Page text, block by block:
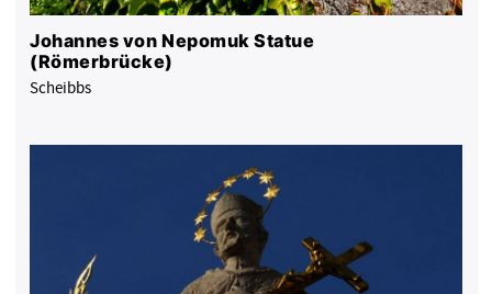
Johannes von Nepomuk Statue
(Römerbrücke)
Scheibbs